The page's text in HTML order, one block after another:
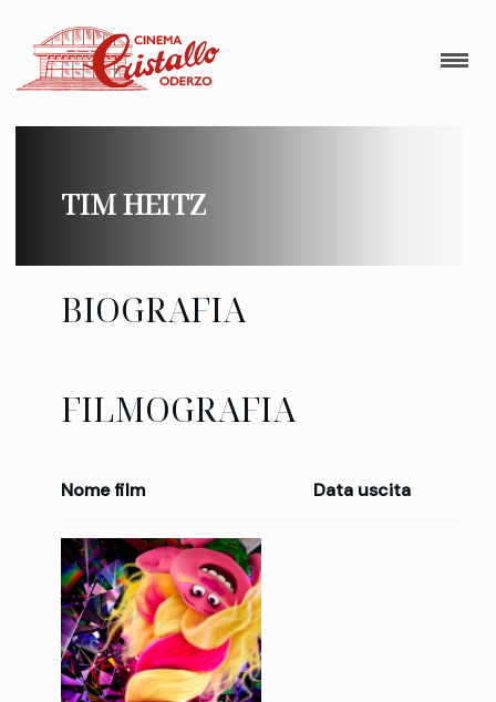
TIM HEITZ
BIOGRAFIA
FILMOGRAFIA
Nome film Data uscita